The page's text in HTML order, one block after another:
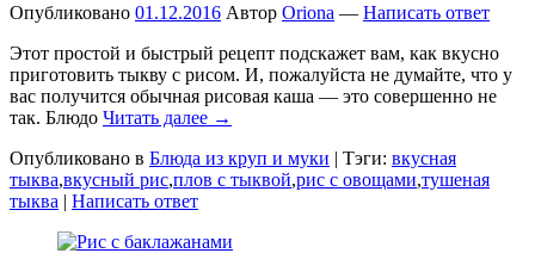
Опубликовано 01.12.2016 Автор Oriona — Написать ответ
Этот простой и быстрый рецепт подскажет вам, как вкусно
приготовить тыкву с рисом. И, пожалуйста не думайте, что у
вас получится обычная рисовая каша — это совершенно не
так. Блюдо Читать далее →
Опубликовано в Блюда из круп и муки | Тэги: вкусная
тыква,вкусный рис,плов с тыквой,рис с овощами,тушеная
тыква | Написать ответ